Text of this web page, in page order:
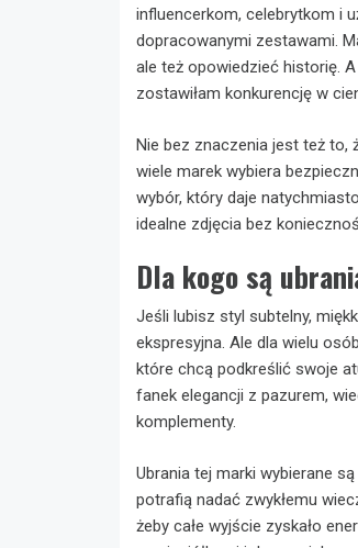
influencerkom, celebrytkom i
dopracowanymi zestawami.
ale też opowiedzieć historię. A
zostawiłam konkurencję w
Nie bez znaczenia jest też to,
wiele marek wybiera
wybór, który daje
idealne zdjęcia bez
Dla kogo są
Jeśli lubisz styl subtelny,
ekspresyjna. Ale dla wielu
które chcą podkreślić swoje
fanek elegancji z pazurem,
komplementy.
Ubrania tej marki wybierane
potrafią nadać zwykłemu
żeby całe wyjście zyskało